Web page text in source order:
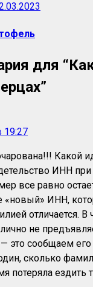
для “
”
19:27
Какой
ИНН
все равно
ИНН,
отличается.
не
это сообщаем
сколько
потеряла ездить